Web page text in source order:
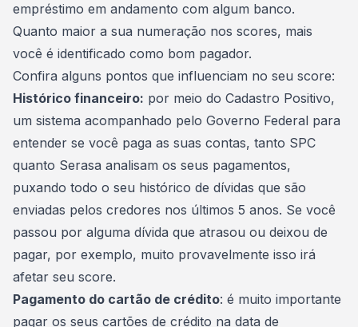
empréstimo em andamento com algum banco.
Quanto maior a sua numeração nos scores, mais
você é identificado como bom pagador.
Confira alguns pontos que influenciam no seu score:
Histórico financeiro: por meio do Cadastro Positivo,
um sistema acompanhado pelo Governo Federal para
entender se você paga as suas contas, tanto SPC
quanto Serasa analisam os seus pagamentos,
puxando todo o seu histórico de dívidas que são
enviadas pelos credores nos últimos 5 anos. Se você
passou por alguma dívida que atrasou ou deixou de
pagar, por exemplo, muito provavelmente isso irá
afetar seu score.
Pagamento do cartão de crédito: é muito importante
pagar os seus cartões de crédito na data de